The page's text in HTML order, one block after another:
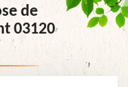
de
03120